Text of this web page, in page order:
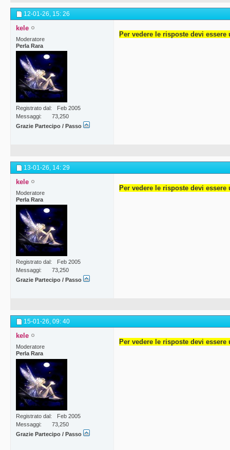
12-01-26, 15: 26
kele
Moderatore
Perla Rara
Registrato dal
Feb 2005
Messaggi
73,250
Grazie Partecipo / Passo
Per vedere le risposte devi essere
13-01-26, 14: 29
kele
Moderatore
Perla Rara
Registrato dal
Feb 2005
Messaggi
73,250
Grazie Partecipo / Passo
Per vedere le risposte devi
15-01-26, 09: 40
kele
Moderatore
Perla Rara
Registrato dal
Feb 2005
Messaggi
73,250
Grazie Partecipo / Passo
Per vedere le risposte devi